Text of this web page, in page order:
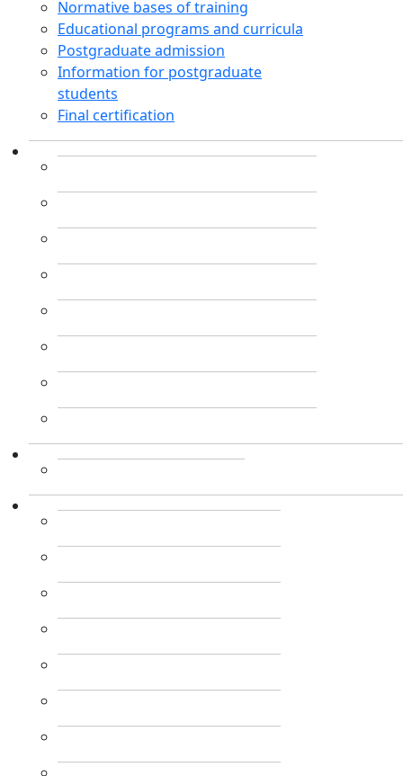
Normative bases of training
Educational programs and curricula
Postgraduate admission
Information for postgraduate
students
Final certification